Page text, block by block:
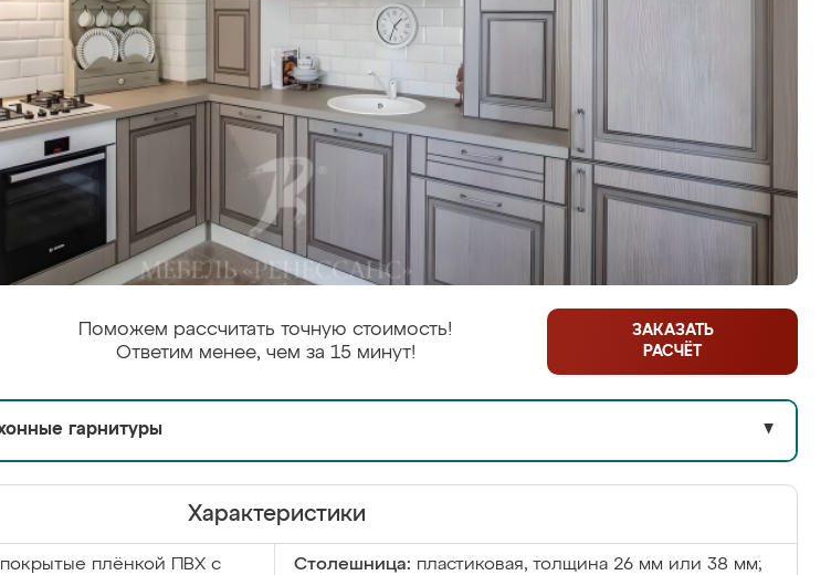
Поможем рассчитать точную стоимость!
Ответим менее, чем за 15 минут!
ЗАКАЗАТЬ
РАСЧЁТ
гарнитуры ▼
Характеристики
плёнкой ПВХ с
Столешница: пластиковая, толщина 26 мм или 38 мм;